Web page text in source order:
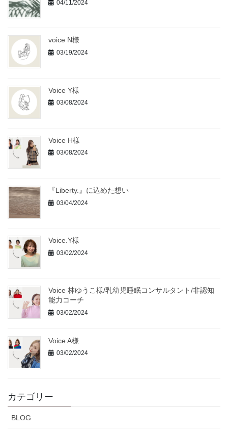
04/11/2024
voice N様
03/19/2024
Voice Y様
03/08/2024
Voice H様
03/08/2024
『Liberty.』に込めた想い
03/04/2024
Voice.Y様
03/02/2024
Voice 林ゆうこ様/乳幼児睡眠コンサルタント/非認知
能力コーチ
03/02/2024
Voice A様
03/02/2024
カテゴリー
BLOG